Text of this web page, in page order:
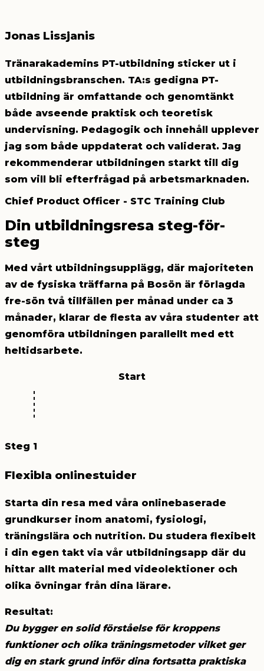
Jonas Lissjanis
Tränarakademins PT-utbildning sticker ut i
utbildningsbranschen. TA:s gedigna PT-
utbildning är omfattande och genomtänkt
både avseende praktisk och teoretisk
undervisning. Pedagogik och innehåll upplever
jag som både uppdaterat och validerat. Jag
rekommenderar utbildningen starkt till dig
som vill bli efterfrågad på arbetsmarknaden.
Chief Product Officer - STC Training Club
Din utbildningsresa steg-för-
steg
Med vårt utbildningsupplägg, där majoriteten
av de fysiska träffarna på Bosön är förlagda
fre-sön två tillfällen per månad under ca 3
månader, klarar de flesta av våra studenter att
genomföra utbildningen parallellt med ett
heltidsarbete.
Start
Steg 1
Flexibla onlinestuider
Starta din resa med våra onlinebaserade
grundkurser inom anatomi, fysiologi,
träningslära och nutrition. Du studera flexibelt
i din egen takt via vår utbildningsapp där du
hittar allt material med videolektioner och
olika övningar från dina lärare.
Resultat:
Du bygger en solid förståelse för kroppens
funktioner och olika träningsmetoder vilket ger
dig en stark grund inför dina fortsatta praktiska